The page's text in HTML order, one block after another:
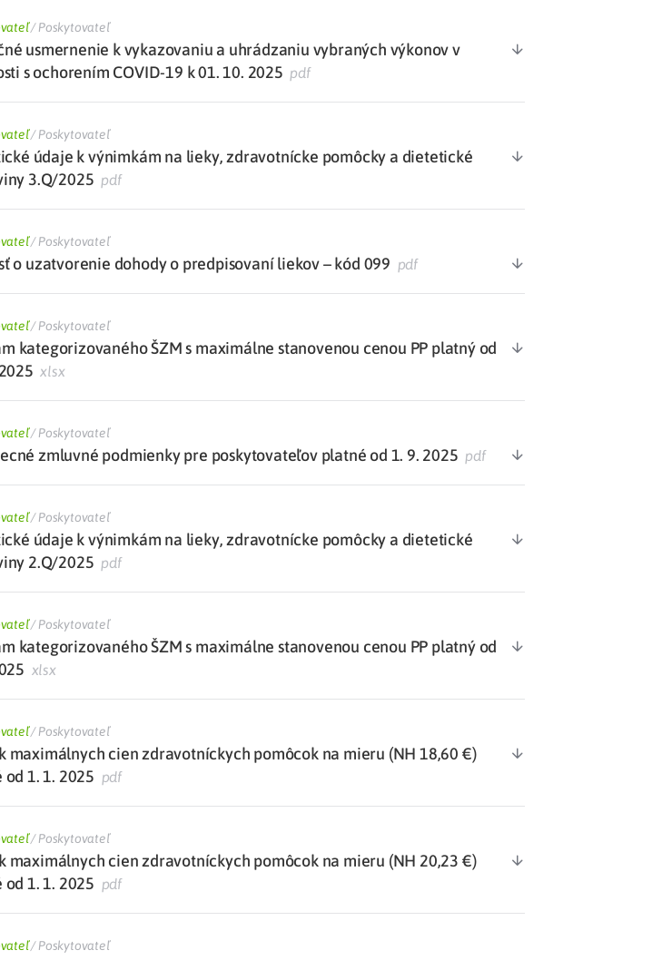
/Poskytovateľ
usmernenie k vykazovaniu a uhrádzaniu vybraných výkonov v
s ochorením COVID-19 k 01. 10. 2025 pdf
/Poskytovateľ
údaje k výnimkám na lieky, zdravotnícke pomôcky a dietetické
3.Q/2025 pdf
/Poskytovateľ
o uzatvorenie dohody o predpisovaní liekov – kód 099 pdf
/Poskytovateľ
kategorizovaného ŠZM s maximálne stanovenou cenou PP platný od
xlsx
/Poskytovateľ
zmluvné podmienky pre poskytovateľov platné od 1. 9. 2025 pdf
/Poskytovateľ
údaje k výnimkám na lieky, zdravotnícke pomôcky a dietetické
2.Q/2025 pdf
/Poskytovateľ
kategorizovaného ŠZM s maximálne stanovenou cenou PP platný od
xlsx
/Poskytovateľ
maximálnych cien zdravotníckych pomôcok na mieru (NH 18,60 €)
od 1. 1. 2025 pdf
/Poskytovateľ
maximálnych cien zdravotníckych pomôcok na mieru (NH 20,23 €)
od 1. 1. 2025 pdf
/Poskytovateľ